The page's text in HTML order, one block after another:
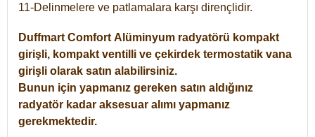
11-Delinmelere ve patlamalara karşı dirençlidir.
Duffmart Comfort Alüminyum radyatörü kompakt
girişli, kompakt ventilli ve çekirdek termostatik vana
girişli olarak satın alabilirsiniz.
Bunun için yapmanız gereken satın aldığınız
radyatör kadar aksesuar alımı yapmanız
gerekmektedir.